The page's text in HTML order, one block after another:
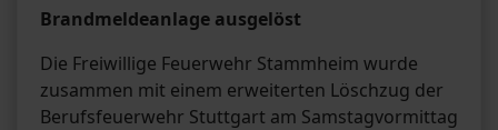
Brandmeldeanlage ausgelöst
Die Freiwillige Feuerwehr Stammheim wurde
zusammen mit einem erweiterten Löschzug der
Berufsfeuerwehr Stuttgart am Samstagvormittag